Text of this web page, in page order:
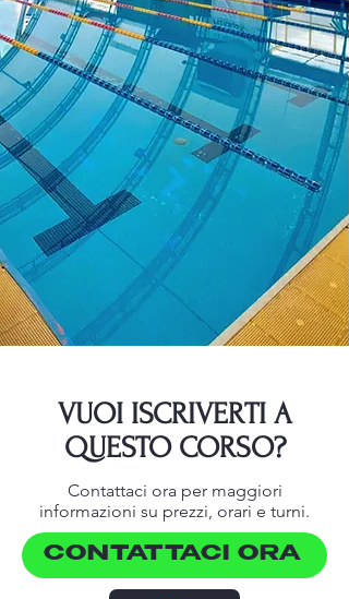
VUOI ISCRIVERTI A
QUESTO CORSO?
Contattaci ora per maggiori
informazioni su prezzi, orari e turni.
CONTATTACI ORA